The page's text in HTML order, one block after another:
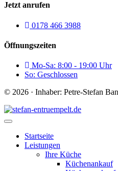
Jetzt anrufen
0178 466 3988
Öffnungszeiten
Mo-Sa: 8:00 - 19:00 Uhr
So: Geschlossen
© 2026 · Inhaber: Petre-Stefan
Startseite
Leistungen
Ihre Küche
Küchenankauf